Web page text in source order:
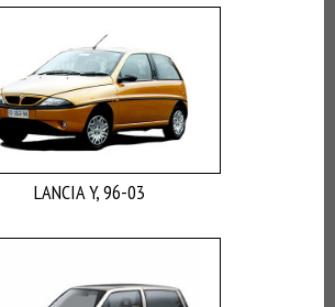
LANCIA Y, 96-03